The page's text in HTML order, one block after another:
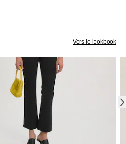
Vers le lookbook